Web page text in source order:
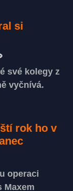
si
své kolegy z
vyčnívá.
rok ho v
operaci
Maxem